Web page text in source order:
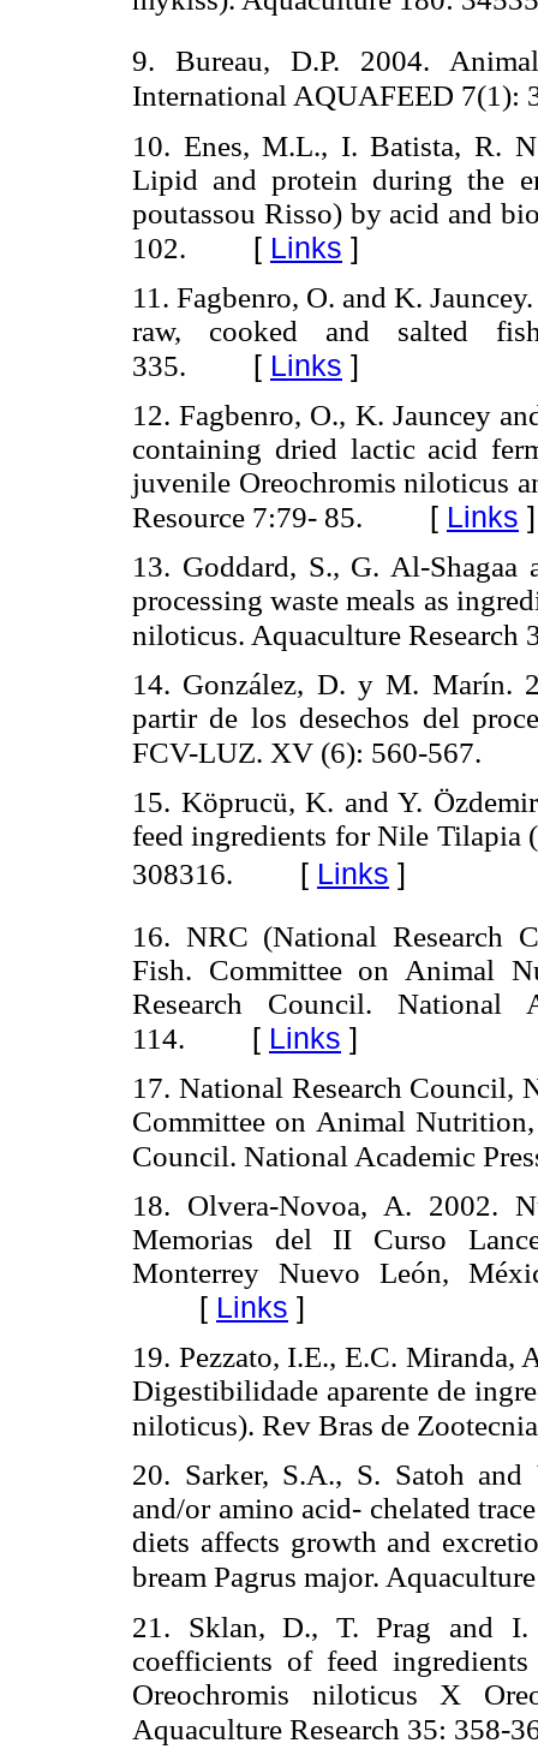
9. Bureau, D.P. 2004.
International AQUAFEED 7(1):
10. Enes, M.L., I. Batista, R.
Lipid and protein during the
poutassou Risso) by acid and
102. [ Links ]
11. Fagbenro, O. and K.
raw, cooked and salted
335. [ Links ]
12. Fagbenro, O., K. Jauncey
containing dried lactic acid
juvenile Oreochromis niloticus
Resource 7:79- 85. [ Links ]
13. Goddard, S., G. Al-
processing waste meals as
niloticus. Aquaculture Research
14. González, D. y M. Marín.
partir de los desechos del
FCV-LUZ. XV (6): 560-567.
15. Köprucü, K. and Y.
feed ingredients for Nile Tilapia
308316. [ Links ]
16. NRC (National Research
Fish. Committee on Animal
Research Council. National
114. [ Links ]
17. National Research Council,
Committee on Animal
Council. National Academic
18. Olvera-Novoa, A. 2002.
Memorias del II Curso
Monterrey Nuevo León,
[ Links ]
19. Pezzato, I.E., E.C. Miranda,
Digestibilidade aparente de
niloticus). Rev Bras de
20. Sarker, S.A., S. Satoh
and/or amino acid- chelated
diets affects growth and
bream Pagrus major.
21. Sklan, D., T. Prag and I.
coefficients of feed
Oreochromis niloticus X
Aquaculture Research 35: 358-